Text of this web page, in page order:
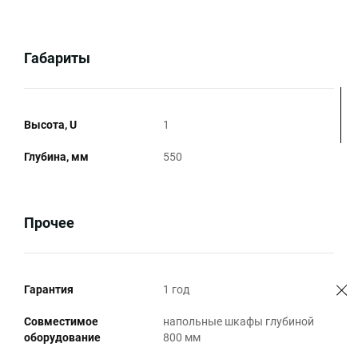
Габариты
Высота, U 1
Глубина, мм 550
Прочее
Гарантия 1 год
Совместимое
оборудование
напольные шкафы глубиной
800 мм